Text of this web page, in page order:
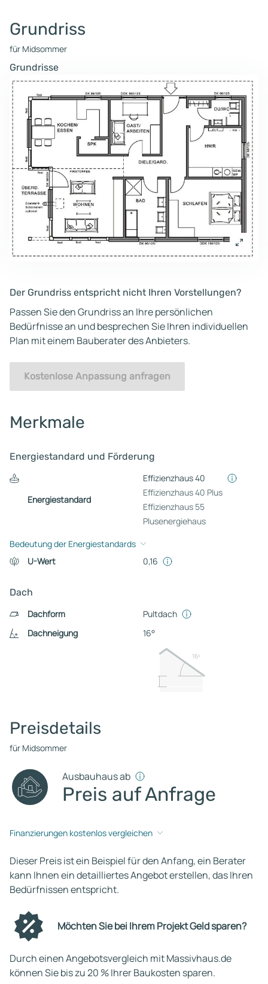
Grundriss
für Midsommer
Grundrisse
Der Grundriss entspricht nicht Ihren Vorstellungen?
Passen Sie den Grundriss an Ihre persönlichen
Bedürfnisse an und besprechen Sie Ihren individuellen
Plan mit einem Bauberater des Anbieters.
Kostenlose Anpassung anfragen
Merkmale
Energiestandard und Förderung
Energiestandard
Effizienzhaus 40
Effizienzhaus 40 Plus
Effizienzhaus 55
Plusenergiehaus
Bedeutung der Energiestandards
U-Wert
0,16
Dach
Dachform
Pultdach
Dachneigung
16°
16º
Preisdetails
für Midsommer
Ausbauhaus ab
Preis auf Anfrage
Finanzierungen kostenlos vergleichen
Dieser Preis ist ein Beispiel für den Anfang, ein Berater
kann Ihnen ein detailliertes Angebot erstellen, das Ihren
Bedürfnissen entspricht.
Möchten Sie bei Ihrem Projekt Geld sparen?
Durch einen Angebotsvergleich mit Massivhaus.de
können Sie bis zu 20 % Ihrer Baukosten sparen.